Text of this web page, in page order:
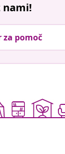
nami!
za pomoč